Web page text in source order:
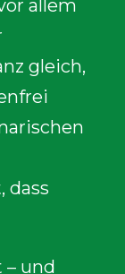
allem
gleich,
dass
– und